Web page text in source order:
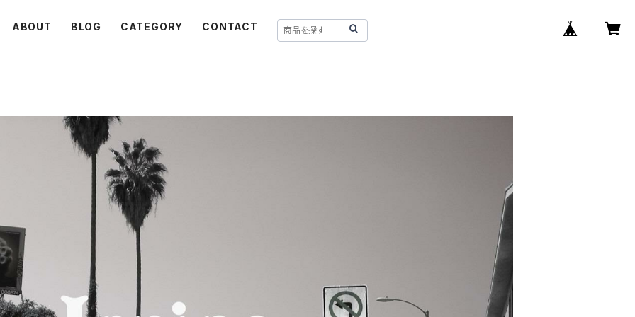
ABOUT BLOG CATEGORY CONTACT